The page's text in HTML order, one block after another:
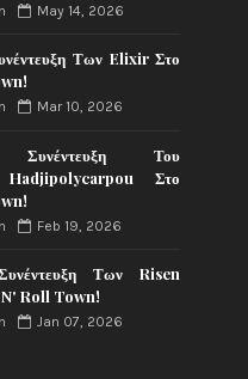
May 14, 2026
Των Elixir Στο
Mar 10, 2026
Συνέντευξη Του
Στο
Feb 19, 2026
Των Risen
Roll Town!
Jan 07, 2026